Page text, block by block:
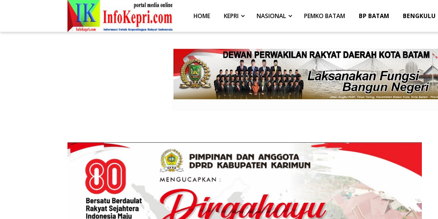
.post-body img { display: block; margin: 0 auto; max-width: 100%; height: auto; }
HOME KEPRI NASIONAL PEMKO BATAM BP BATAM BENGKULU